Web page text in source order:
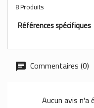
8 Produits
Références spécifiques
Commentaires (0)
Aucun avis n'a